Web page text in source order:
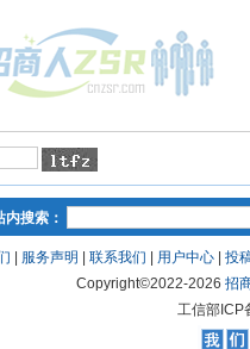
内搜索：
服务声明 联系我们 用户中心
投
Copyright©2022-2026招
工信部ICP